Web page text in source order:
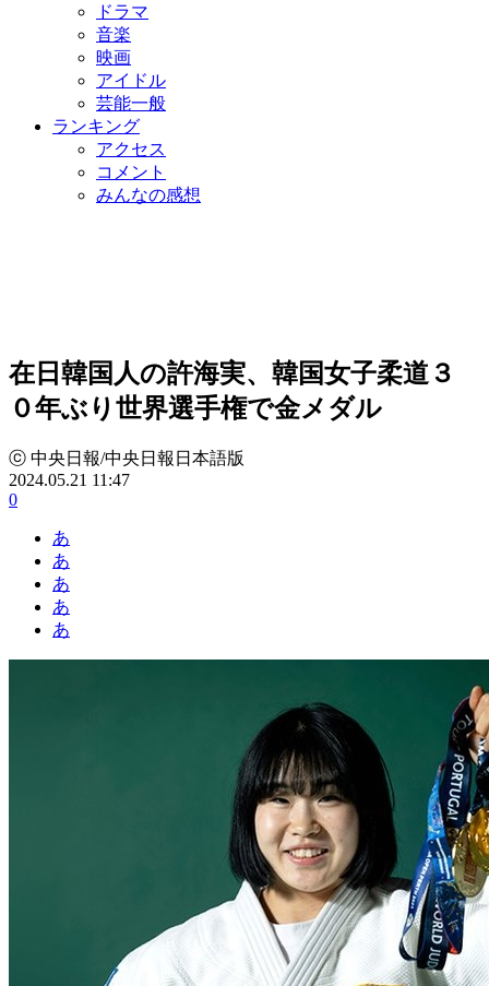
ドラマ
音楽
映画
アイドル
芸能一般
ランキング
アクセス
コメント
みんなの感想
在日韓国人の許海実、韓国女子柔道３
０年ぶり世界選手権で金メダル
ⓒ 中央日報/中央日報日本語版
2024.05.21 11:47
0
あ
あ
あ
あ
あ